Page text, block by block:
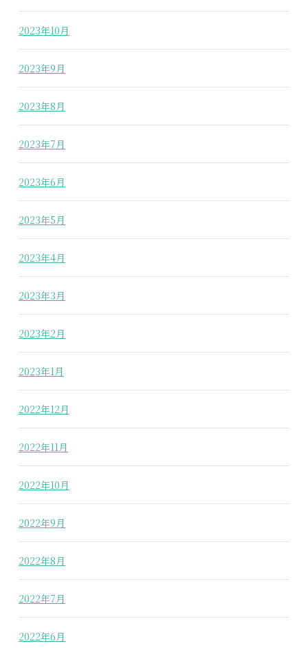
2023年10月
2023年9月
2023年8月
2023年7月
2023年6月
2023年5月
2023年4月
2023年3月
2023年2月
2023年1月
2022年12月
2022年11月
2022年10月
2022年9月
2022年8月
2022年7月
2022年6月